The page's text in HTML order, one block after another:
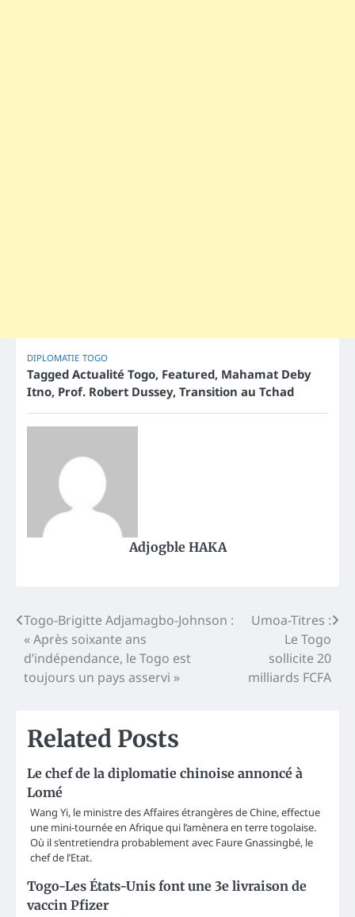
DIPLOMATIE TOGO
Tagged Actualité Togo, Featured, Mahamat Deby
Itno, Prof. Robert Dussey, Transition au Tchad
Adjogble HAKA
Post
navigation
Togo-Brigitte Adjamagbo-Johnson :
« Après soixante ans
d’indépendance, le Togo est
toujours un pays asservi »
Umoa-Titres :
Le Togo
sollicite 20
milliards FCFA
Related Posts
Le chef de la diplomatie chinoise annoncé à
Lomé
Wang Yi, le ministre des Affaires étrangères de Chine, effectue
une mini-tournée en Afrique qui l’amènera en terre togolaise.
Où il s’entretiendra probablement avec Faure Gnassingbé, le
chef de l’Etat.
Togo-Les États-Unis font une 3e livraison de
vaccin Pfizer